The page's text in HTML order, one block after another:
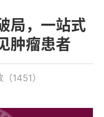
局，一站式
肿瘤患者
1451）